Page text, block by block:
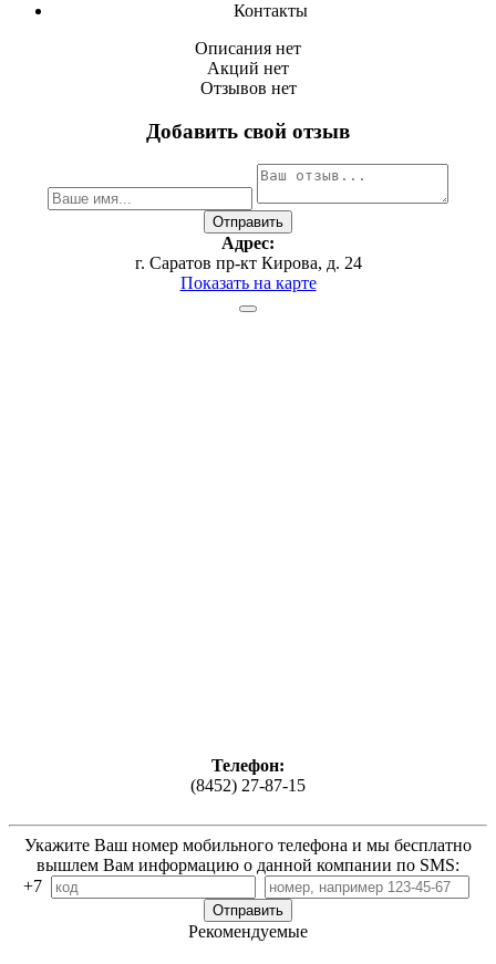
Контакты
Описания нет
Акций нет
Отзывов нет
Добавить свой отзыв
Адрес:
г. Саратов пр-кт Кирова, д. 24
Показать на карте
Телефон:
(8452) 27-87-15
Укажите Ваш номер мобильного телефона и мы бесплатно
вышлем Вам информацию о данной компании по SMS:
+7
Рекомендуемые